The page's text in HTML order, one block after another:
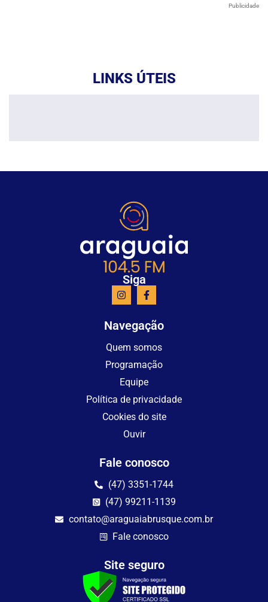
Publicidade
LINKS ÚTEIS
Siga
Navegação
Quem somos
Programação
Equipe
Política de privacidade
Cookies do site
Ouvir
Fale conosco
(47) 3351-1744
(47) 99211-1139
contato@araguaiabrusque.com.br
Fale conosco
Site seguro